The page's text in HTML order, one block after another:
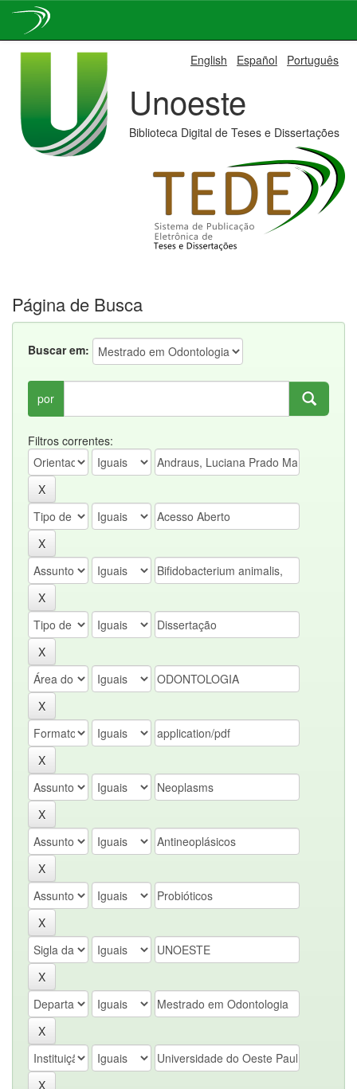
English Español Português
Unoeste
Biblioteca Digital de Teses e Dissertações
Página de Busca
Buscar em:
por
Filtros correntes: